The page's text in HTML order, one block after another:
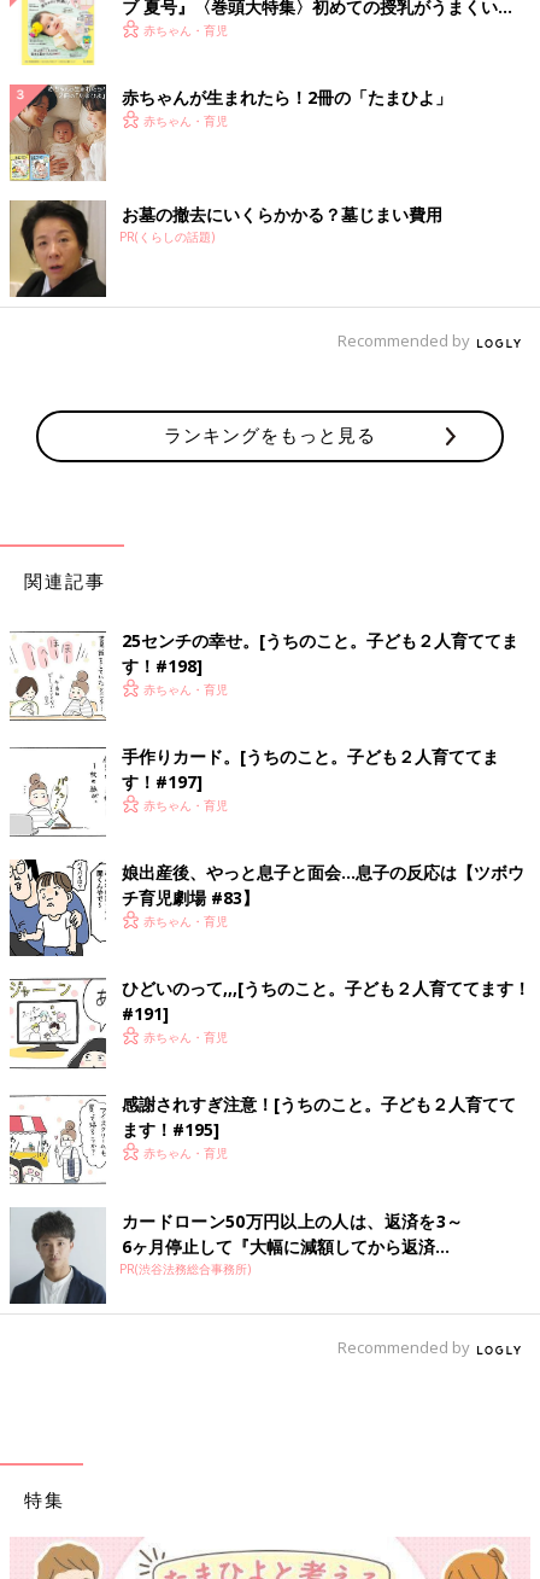
ブ 夏号』〈巻頭大特集〉初めての授乳がうまくい
く！ おっぱい・ミルクの基本と夏のトラブル 解決テ
赤ちゃん・育児
赤ちゃんが生まれたら！2冊の「たまひよ」
赤ちゃん・育児
お墓の撤去にいくらかかる？墓じまい費用
PR(くらしの話題)
Recommended by
ランキングをもっと見る
関連記事
25センチの幸せ。[うちのこと。子ども２人育ててま
す！#198]
赤ちゃん・育児
手作りカード。[うちのこと。子ども２人育ててま
す！#197]
赤ちゃん・育児
娘出産後、やっと息子と面会…息子の反応は【ツボウ
チ育児劇場 #83】
赤ちゃん・育児
ひどいのって,,,[うちのこと。子ども２人育ててます！
#191]
赤ちゃん・育児
感謝されすぎ注意！[うちのこと。子ども２人育てて
ます！#195]
赤ちゃん・育児
カードローン50万円以上の人は、返済を3～
6ヶ月停止して『大幅に減額してから返済...
PR(渋谷法務総合事務所)
Recommended by
特集